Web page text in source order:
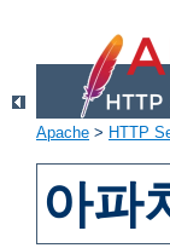
Apache > HTTP
아파